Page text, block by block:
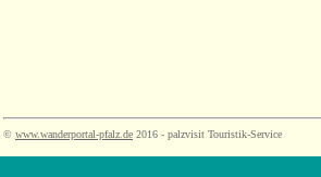
© www.wanderportal-pfalz.de 2016 - palzvisit Touristik-Service